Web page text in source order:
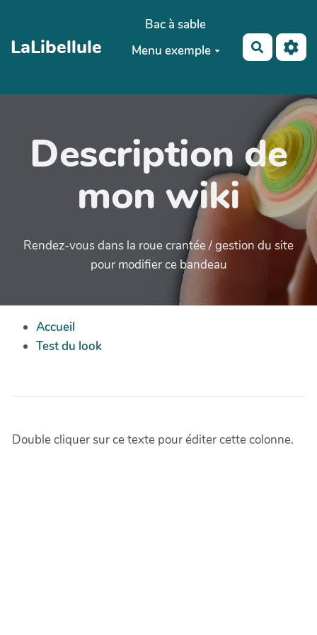
Aller au contenu principal
LaLibellule
Bac à sable
Menu exemple
Description de
mon wiki
Rendez-vous dans la roue crantée / gestion du site
pour modifier ce bandeau
Accueil
Test du look
Double cliquer sur ce texte pour éditer cette colonne.